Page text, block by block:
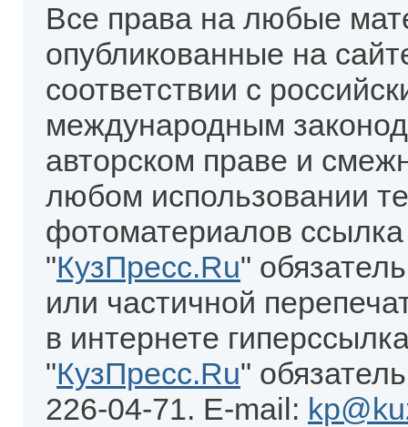
Все права на любые
опубликованные на
соответствии с
международным
авторском праве и
любом использовании
фотоматериалов
"КузПресс.Ru"
или частичной
в интернете
"КузПресс.Ru"
226-04-71. E-mail: